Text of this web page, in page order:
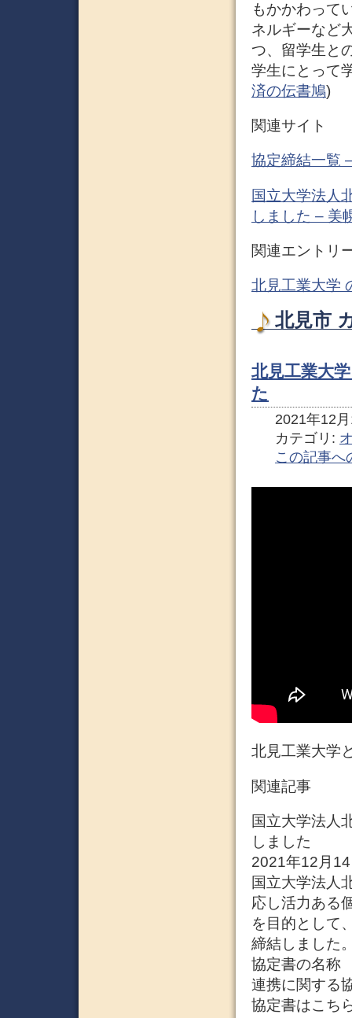
もかかわって
ネルギーなど
つ、留学生と
学生にとって
済の伝書鳩)
関連サイト
協定締結一覧
国立大学法人
しました – 美
関連エントリ
北見工業大学
北見市
北見工業大
た
2021年12
カテゴリ:
この記事へ
北見工業大学
関連記事
国立大学法人
しました
2021年12月
国立大学法人
応し活力ある
を目的として
締結しました
協定書の名称
連携に関する
協定書はこ